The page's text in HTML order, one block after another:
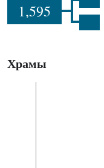
1,595
Храмы